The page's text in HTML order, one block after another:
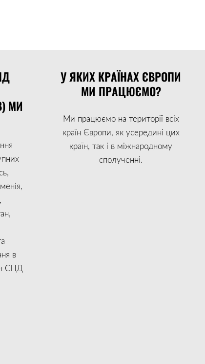
МИ
в
СНД
У ЯКИХ КРАЇНАХ ЄВРОПИ
МИ ПРАЦЮЄМО?
Ми працюємо на території всіх
країн Європи, як усередині цих
країн, так і в міжнародному
сполученні.